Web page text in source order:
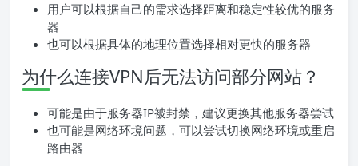
用户可以根据自己的需求选择距离和稳定性较优的服务
器
也可以根据具体的地理位置选择相对更快的服务器
为什么连接VPN后无法访问部分网站？
可能是由于服务器IP被封禁，建议更换其他服务器尝试
也可能是网络环境问题，可以尝试切换网络环境或重启
路由器